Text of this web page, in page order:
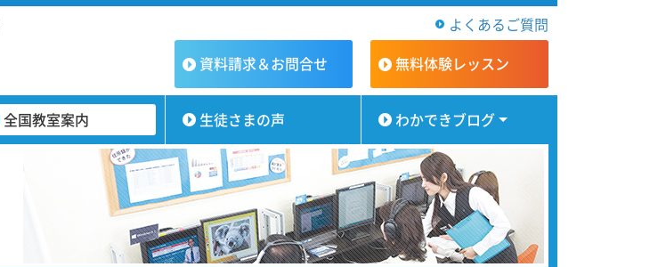
よくあるご質問
資料請求＆お問合せ 無料体験レッスン
全国教室案内 生徒さまの声 わかできブログ